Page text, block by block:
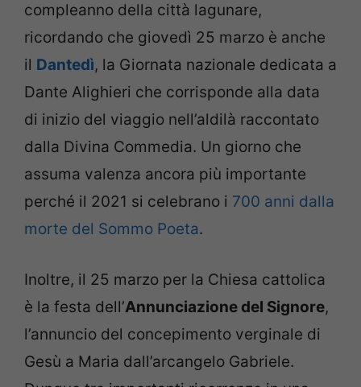
compleanno della città lagunare,
ricordando che giovedì 25 marzo è anche
il Dantedì, la Giornata nazionale dedicata a
Dante Alighieri che corrisponde alla data
di inizio del viaggio nell’aldilà raccontato
dalla Divina Commedia. Un giorno che
assuma valenza ancora più importante
perché il 2021 si celebrano i 700 anni dalla
morte del Sommo Poeta.
Inoltre, il 25 marzo per la Chiesa cattolica
è la festa dell’Annunciazione del Signore,
l’annuncio del concepimento verginale di
Gesù a Maria dall’arcangelo Gabriele.